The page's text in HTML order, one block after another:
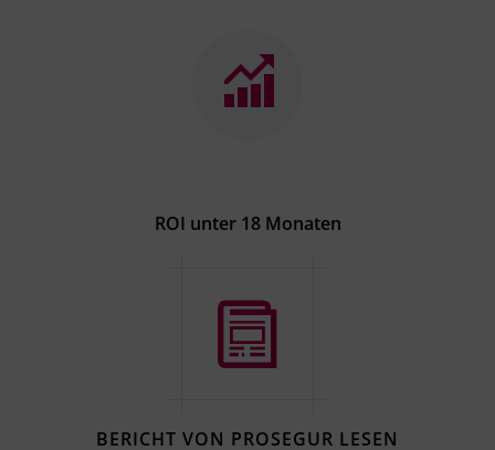
ROI unter 18 Monaten
BERICHT VON PROSEGUR LESEN